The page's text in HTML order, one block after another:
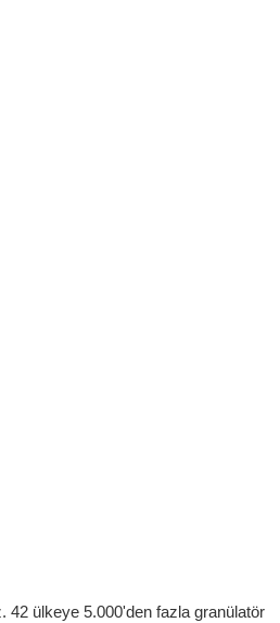
42 ülkeye 5.000'den fazla granülatör